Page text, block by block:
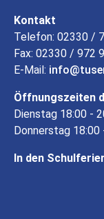
Kontakt
Telefon: 02330 /
Fax: 02330 / 972
E-Mail: info
Öffnungszeiten
Dienstag 18:00 -
Donnerstag 18:00
In den